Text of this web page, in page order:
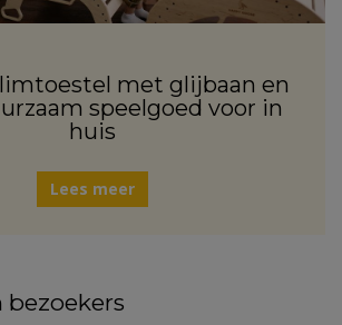
met glijbaan en
speelgoed voor in
huis
Lees meer
bezoekers